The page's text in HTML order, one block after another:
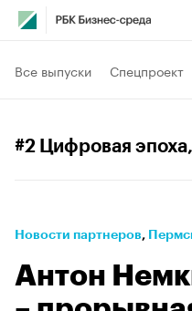
Все выпуски Спецпроект
#2 Цифровая эпоха
Новости партнеров⁠,
Антон